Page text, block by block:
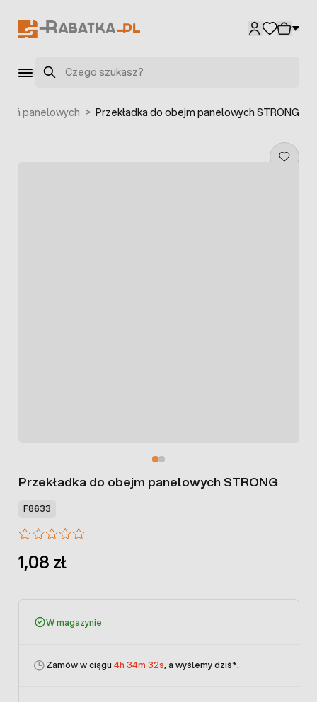
Szukaj
panelowych > Przekładka do obejm panelowych STRONG
Przekładka do obejm panelowych STRONG
F8633
1,08 zł
W magazynie
Zamów w ciągu 4h 34m 32s, a wyślemy dziś*.